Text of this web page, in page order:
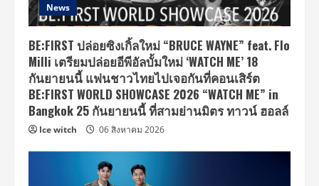
News
BE:FIRST ปล่อยซิงเกิ้ลใหม่ “BRUCE WAYNE” feat. Flo
Milli เตรียมปล่อยอีพีอัลบั้มใหม่ ‘WATCH ME’ 18
กันยายนนี้ แฟนชาวไทยไปเจอกันที่คอนเสิร์ต
BE:FIRST WORLD SHOWCASE 2026 “WATCH ME” in
Bangkok 25 กันยายนนี้ ที่สามย่านมิตร ทาวน์ ฮอลล์
Ice witch 06 สิงหาคม 2026